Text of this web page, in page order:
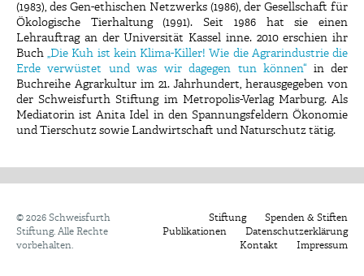
(1983), des Gen-ethischen Netzwerks (1986), der Gesellschaft für
Ökologische Tierhaltung (1991). Seit 1986 hat sie einen
Lehrauftrag an der Universität Kassel inne. 2010 erschien ihr
Buch
„Die Kuh ist kein Klima-Killer! Wie die Agrarindustrie die
Erde verwüstet und was wir dagegen tun können“ in der
Buchreihe Agrarkultur im 21. Jahrhundert, herausgegeben von
der Schweisfurth Stiftung im Metropolis-Verlag Marburg. Als
Mediatorin ist Anita Idel in den Spannungsfeldern Ökonomie
und Tierschutz sowie Landwirtschaft und Naturschutz tätig.
© 2026 Schweisfurth
Stiftung. Alle Rechte
vorbehalten.
Stiftung
Spenden & Stiften
Publikationen
Datenschutzerklärung
Kontakt
Impressum